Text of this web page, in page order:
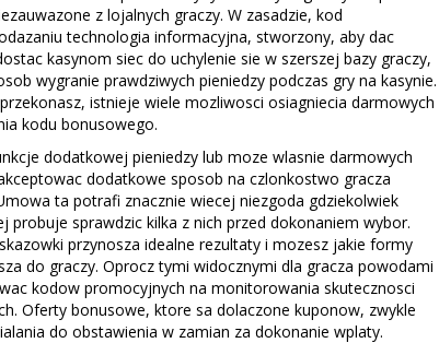
z lojalnych graczy. W zasadzie, kod
technologia informacyjna, stworzony, aby dac
kasynom siec do uchylenie sie w szerszej bazy graczy,
wygranie prawdziwych pieniedzy podczas gry na kasynie.
istnieje wiele mozliwosci osiagniecia darmowych
kodu bonusowego.
dodatkowej pieniedzy lub moze wlasnie darmowych
dodatkowe sposob na czlonkostwo gracza
ta potrafi znacznie wiecej niezgoda gdziekolwiek
probuje sprawdzic kilka z nich przed dokonaniem wybor.
przynosza idealne rezultaty i mozesz jakie formy
do graczy. Oprocz tymi widocznymi dla gracza powodami
kodow promocyjnych na monitorowania skutecznosci
Oferty bonusowe, ktore sa dolaczone kuponow, zwykle
do obstawienia w zamian za dokonanie wplaty.